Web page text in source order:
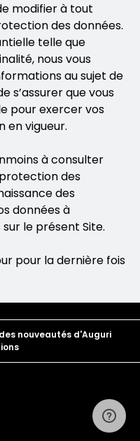
modifier à tout
des données.
telle que
nous vous
au sujet de
s’assurer que vous
pour exercer vos
en vigueur.
à consulter
des
des
données à
le présent Site.
pour la dernière fois
nouveautés d'Auguri